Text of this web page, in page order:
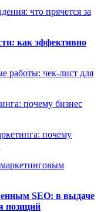
что прячется за
как эффективно
работы: чек-лист для
почему бизнес
почему
SEO: в выдаче
позиций